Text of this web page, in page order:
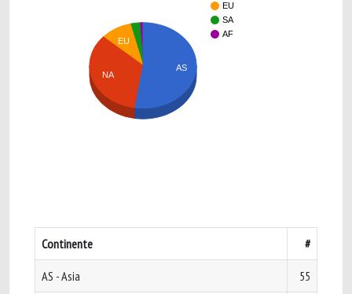
EU
SA
AF
EU
NA
AS
Continente #
AS - Asia 55